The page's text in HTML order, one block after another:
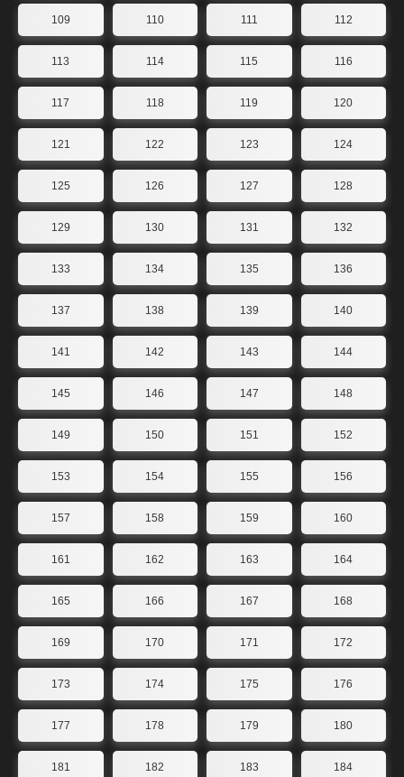
109 110 111 112
113 114 115 116
117 118 119 120
121 122 123 124
125 126 127 128
129 130 131 132
133 134 135 136
137 138 139 140
141 142 143 144
145 146 147 148
149 150 151 152
153 154 155 156
157 158 159 160
161 162 163 164
165 166 167 168
169 170 171 172
173 174 175 176
177 178 179 180
181 182 183 184